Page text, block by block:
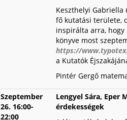
Keszthelyi
fő kutatási területe,
inspirálta arra, hogy
könyve most
https://
a Kutatók
Pintér Gergő
Szeptember
26. 16:00-
22:00
Lengyel Sára,
érdekességek